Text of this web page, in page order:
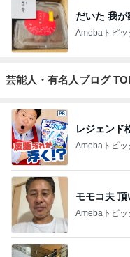
だいた 我
Amebaトピッ
芸能人・有名人ブログ
レジェンド
Amebaトピッ
モモコ夫
Amebaトピッ